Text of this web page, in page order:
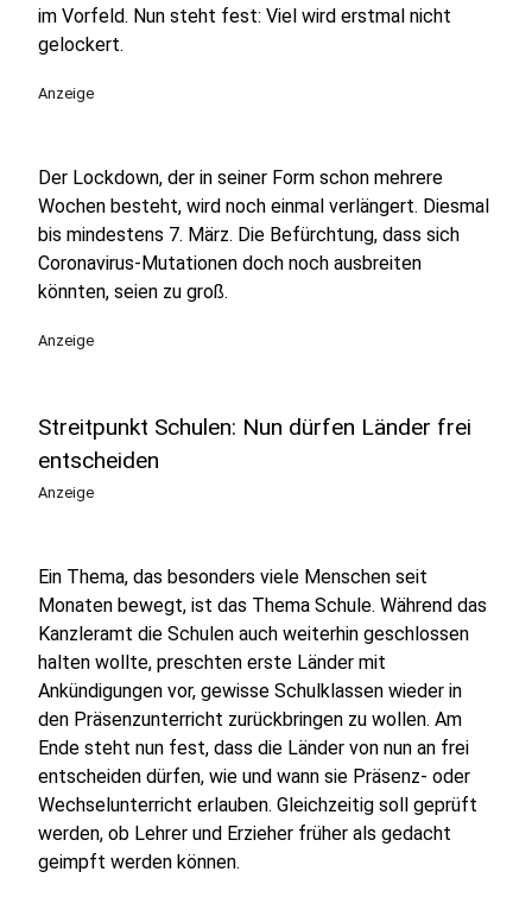
im Vorfeld. Nun steht fest: Viel wird erstmal nicht
gelockert.
Anzeige
Der Lockdown, der in seiner Form schon mehrere
Wochen besteht, wird noch einmal verlängert. Diesmal
bis mindestens 7. März. Die Befürchtung, dass sich
Coronavirus-Mutationen doch noch ausbreiten
könnten, seien zu groß.
Anzeige
Streitpunkt Schulen: Nun dürfen Länder frei
entscheiden
Anzeige
Ein Thema, das besonders viele Menschen seit
Monaten bewegt, ist das Thema Schule. Während das
Kanzleramt die Schulen auch weiterhin geschlossen
halten wollte, preschten erste Länder mit
Ankündigungen vor, gewisse Schulklassen wieder in
den Präsenzunterricht zurückbringen zu wollen. Am
Ende steht nun fest, dass die Länder von nun an frei
entscheiden dürfen, wie und wann sie Präsenz- oder
Wechselunterricht erlauben. Gleichzeitig soll geprüft
werden, ob Lehrer und Erzieher früher als gedacht
geimpft werden können.